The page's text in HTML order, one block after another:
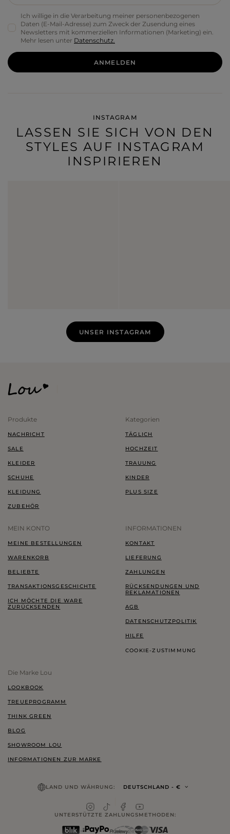
Ich willige in die Verarbeitung meiner personenbezogenen
Daten (E-Mail-Adresse) zum Zweck der Zusendung eines
Newsletters mit kommerziellen Informationen (Marketing) ein.
Mehr lesen unter Datenschutz.
ANMELDEN
INSTAGRAM
LASSEN SIE SICH VON DEN
STYLES AUF INSTAGRAM
INSPIRIEREN
UNSER INSTAGRAM
Produkte
NACHRICHT
SALE
KLEIDER
SCHUHE
KLEIDUNG
ZUBEHÖR
Kategorien
TÄGLICH
HOCHZEIT
TRAUUNG
KINDER
PLUS SIZE
MEIN KONTO
MEINE BESTELLUNGEN
WARENKORB
BELIEBTE
TRANSAKTIONSGESCHICHTE
ICH MÖCHTE DIE WARE
ZURÜCKSENDEN
INFORMATIONEN
KONTAKT
LIEFERUNG
ZAHLUNGEN
RÜCKSENDUNGEN UND
REKLAMATIONEN
AGB
DATENSCHUTZPOLITIK
HILFE
COOKIE-ZUSTIMMUNG
Die Marke Lou
LOOKBOOK
TREUEPROGRAMM
THINK GREEN
BLOG
SHOWROOM LOU
INFORMATIONEN ZUR MARKE
LAND UND WÄHRUNG: DEUTSCHLAND - €
UNTERSTÜTZTE ZAHLUNGSMETHODEN: